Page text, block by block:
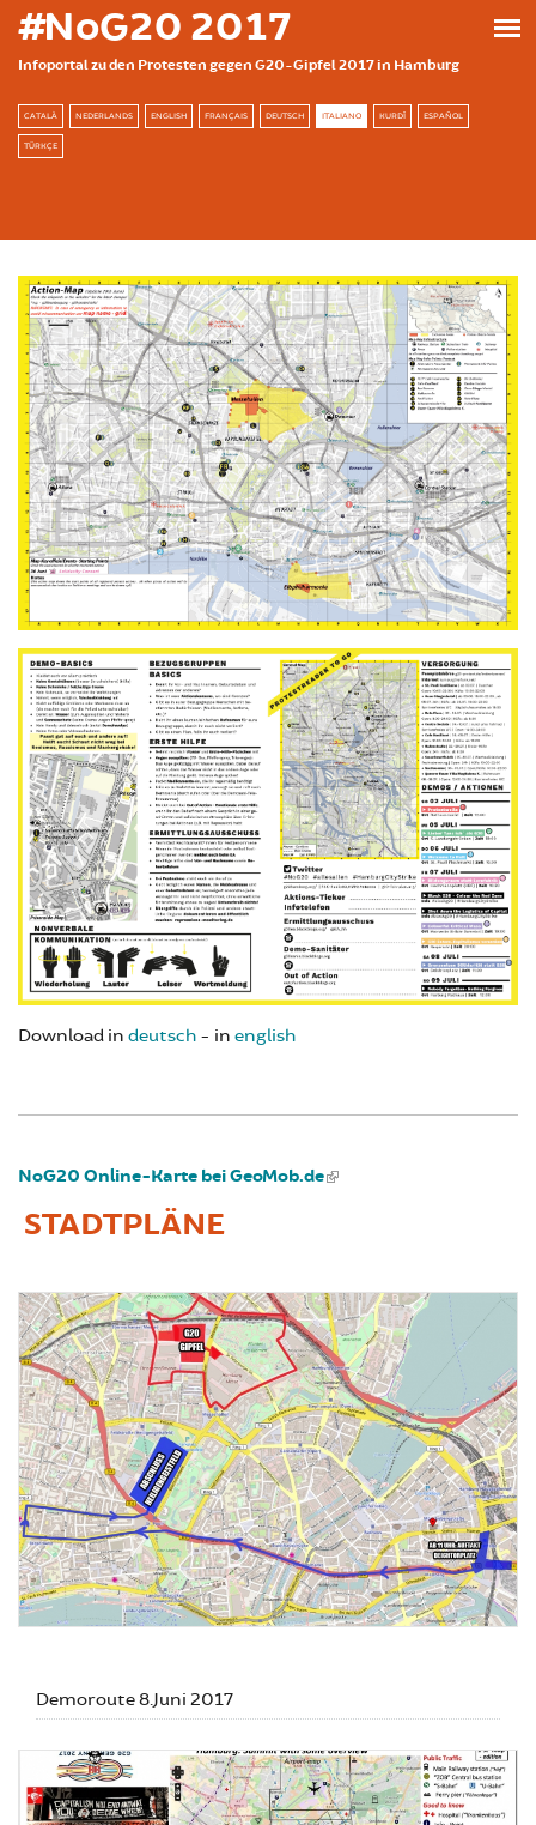
Skip to main content
#NoG20 2017
Infoportal zu den Protesten gegen G20-Gipfel 2017 in Hamburg
CATALÀ NEDERLANDS ENGLISH FRANÇAIS DEUTSCH ITALIANO KURDÎ ESPAÑOL
TÜRKÇE
Download in deutsch - in english
NoG20 Online-Karte bei GeoMob.de
STADTPLÄNE
Demoroute 8.Juni 2017